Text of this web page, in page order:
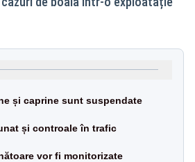
și caprine sunt suspendate
și controale în trafic
vor fi monitorizate